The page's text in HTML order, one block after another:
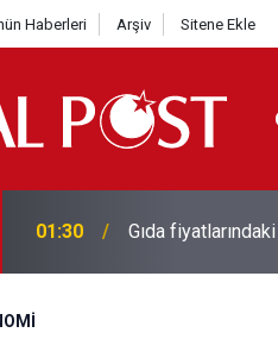
Haberleri Arşiv Sitene Ekle
01:26 Galatasaray'dan